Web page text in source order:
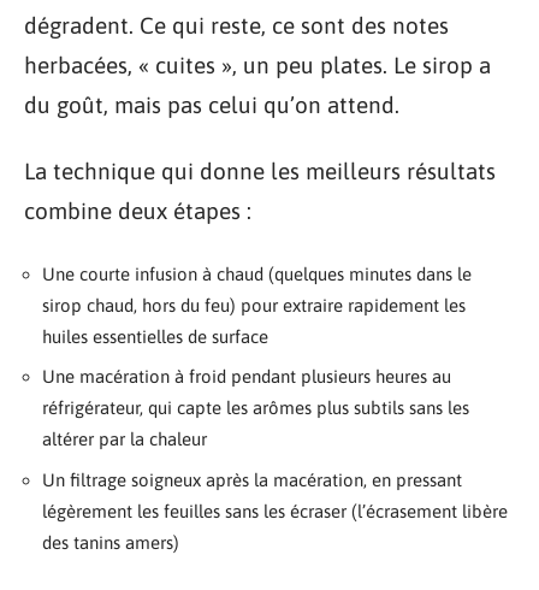
dégradent. Ce qui reste, ce sont des notes
herbacées, « cuites », un peu plates. Le sirop a
du goût, mais pas celui qu’on attend.
La technique qui donne les meilleurs résultats
combine deux étapes :
Une courte infusion à chaud (quelques minutes dans le
sirop chaud, hors du feu) pour extraire rapidement les
huiles essentielles de surface
Une macération à froid pendant plusieurs heures au
réfrigérateur, qui capte les arômes plus subtils sans les
altérer par la chaleur
Un filtrage soigneux après la macération, en pressant
légèrement les feuilles sans les écraser (l’écrasement libère
des tanins amers)